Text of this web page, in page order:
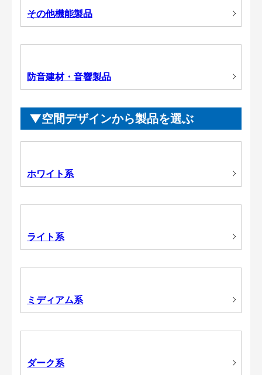
その他機能製品
防音建材・音響製品
空間デザインから製品を選ぶ
ホワイト系
ライト系
ミディアム系
ダーク系